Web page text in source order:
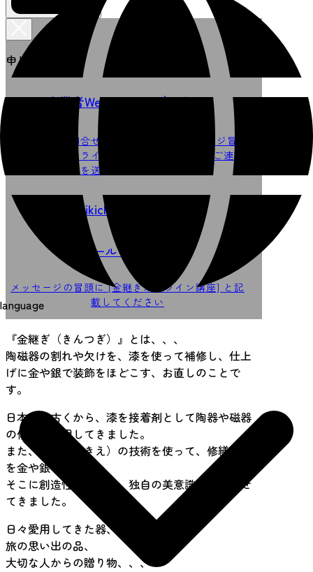
language
申し込みを選択
事業者Webサイトで申し込む
サイト内「お問合せフォーム」からメッセージ冒頭
に [金継ぎオンライン講座] と記載のうえ、ご連絡
先を送信してください。
seikicho@gmail.com
メールで申し込む
メッセージの冒頭に [金継ぎオンライン講座] と記
載してください
『金継ぎ（きんつぎ）』とは、、、
陶磁器の割れや欠けを、漆を使って補修し、仕上
げに金や銀で装飾をほどこす、お直しのことで
す。
日本では古くから、漆を接着剤として陶器や磁器
の修繕に利用してきました。
また、蒔絵（まきえ）の技術を使って、修繕箇所
を金や銀で装飾し、
そこに創造性を見出す、独自の美意識を発展させ
てきました。
日々愛用してきた器、
旅の思い出の品、
大切な人からの贈り物、、、